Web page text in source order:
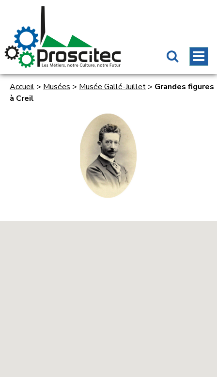
Accueil > Musées > Musée Gallé-Juillet > Grandes figures
à Creil